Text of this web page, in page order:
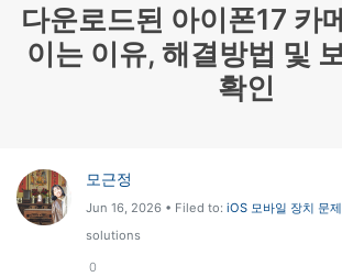
리소스 허브
3,000개 이상의 사용 가이드, 전문가 팁 및 최
사용 가이드
고객 지원
다운로드된 아이폰17 카
이는 이유, 해결방법 및
확인
모근정
Jun 16, 2026 • Filed to: iOS 모바일 장치 문
solutions
0